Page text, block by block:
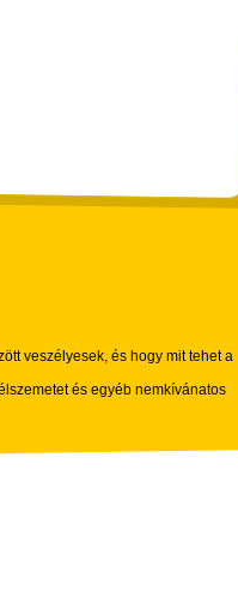
veszélyesek, és hogy mit tehet a
és egyéb nemkívánatos